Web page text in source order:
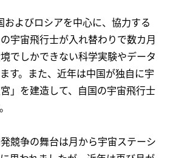
およびロシアを中心に、協力する
宇宙飛行士が入れ替わりで数カ月
でしかできない科学実験やデータ
す。また、近年は中国が独自に宇
」を建造して、自国の宇宙飛行士
競争の舞台は月から宇宙ステーシ